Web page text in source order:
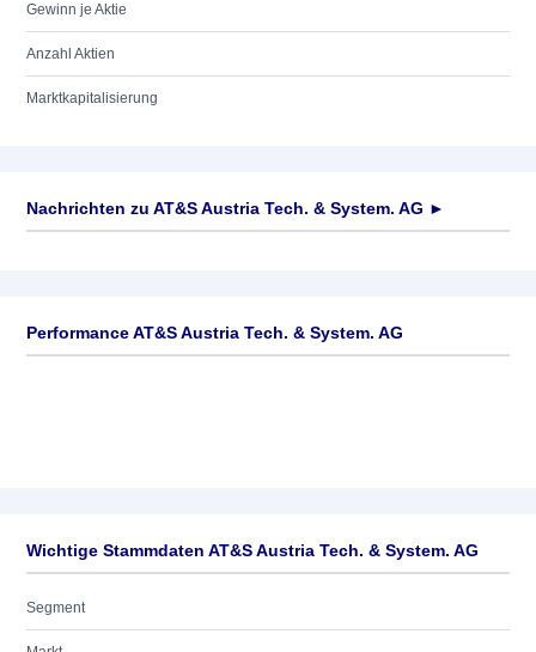
Gewinn je Aktie
Anzahl Aktien
Marktkapitalisierung
Nachrichten zu AT&S Austria Tech. & System. AG ►
Performance AT&S Austria Tech. & System. AG
Wichtige Stammdaten AT&S Austria Tech. & System. AG
Segment